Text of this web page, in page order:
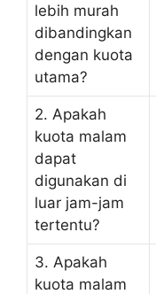
lebih murah
dibandingkan
dengan kuota
utama?
2. Apakah
kuota malam
dapat
digunakan di
luar jam-jam
tertentu?
3. Apakah
kuota malam